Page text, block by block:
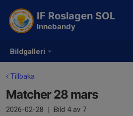
Bildgalleri
IF Roslagen SOL
Innebandy
Tillbaka
Matcher 28 mars
2026-02-28 | Bild 4av 7